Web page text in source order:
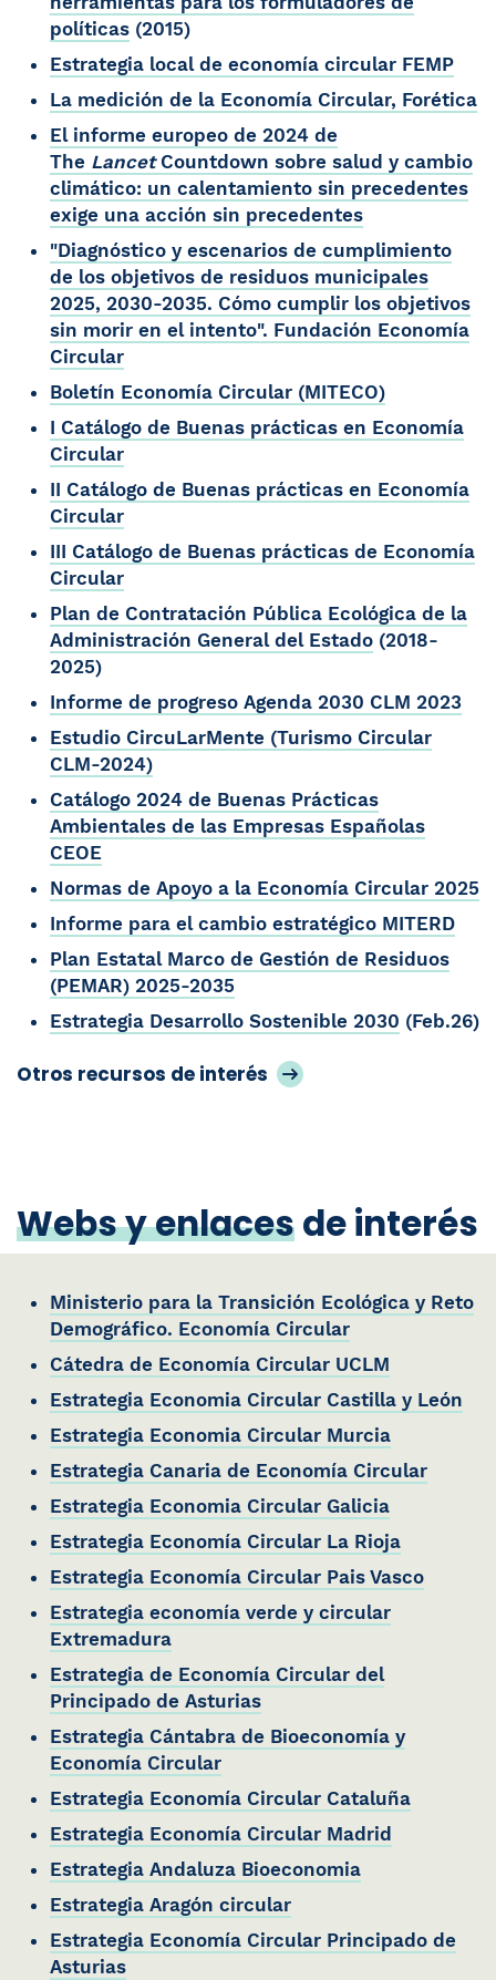
políticas (2015)
Estrategia local de economía circular FEMP
La medición de la Economía Circular, Forética
El informe europeo de 2024 de
The LancetCountdown sobre salud y cambio
climático: un calentamiento sin precedentes
exige una acción sin precedentes
"Diagnóstico y escenarios de cumplimiento
de los objetivos de residuos municipales
2025, 2030-2035. Cómo cumplir los objetivos
sin morir en el intento". Fundación Economía
Circular
Boletín Economía Circular (MITECO)
I Catálogo de Buenas prácticas en Economía
Circular
II Catálogo de Buenas prácticas en Economía
Circular
III Catálogo de Buenas prácticas de Economía
Circular
Plan de Contratación Pública Ecológica de la
Administración General del Estado (2018-
2025)
Informe de progreso Agenda 2030 CLM 2023
Estudio CircuLarMente (Turismo Circular
CLM-2024)
Catálogo 2024 de Buenas Prácticas
Ambientales de las Empresas Españolas
CEOE
Normas de Apoyo a la Economía Circular 2025
Informe para el cambio estratégico MITERD
Plan Estatal Marco de Gestión de Residuos
(PEMAR) 2025-2035
Estrategia Desarrollo Sostenible 2030 (Feb.26)
Otros recursos de interés
Webs y enlacesde interés
Ministerio para la Transición Ecológica y Reto
Demográfico. Economía Circular
Cátedra de Economía Circular UCLM
Estrategia Economia Circular Castilla y León
Estrategia Economia Circular Murcia
Estrategia Canaria de Economía Circular
Estrategia Economia Circular Galicia
Estrategia Economía Circular La Rioja
Estrategia Economía Circular Pais Vasco
Estrategia economía verde y circular
Extremadura
Estrategia de Economía Circular del
Principado de Asturias
Estrategia Cántabra de Bioeconomía y
Economía Circular
Estrategia Economía Circular Cataluña
Estrategia Economía Circular Madrid
Estrategia Andaluza Bioeconomia
Estrategia Aragón circular
Estrategia Economía Circular Principado de
Asturias